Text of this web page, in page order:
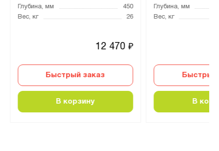
Глубина, мм
450
Вес, кг
26
12 470₽
Быстрый заказ
В корзину
Глубина, мм
Вес, кг
Быстрый
В